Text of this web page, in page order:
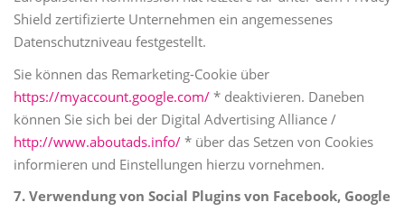
Shield zertifizierte Unternehmen ein angemessenes
Datenschutzniveau festgestellt.
Sie können das Remarketing-Cookie über
https://myaccount.google.com/ * deaktivieren. Daneben
können Sie sich bei der Digital Advertising Alliance /
http://www.aboutads.info/ * über das Setzen von Cookies
informieren und Einstellungen hierzu vornehmen.
7. Verwendung von Social Plugins von Facebook, Google